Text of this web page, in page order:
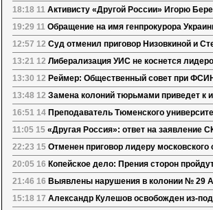
18:18 11 Активисту «Другой России» Игорю
19:29 11 Обращение на имя генпрокурора
12:57 12 Суд отменил приговор Низовкиной и
13:21 12 Либерализация УИС не коснется
13:30 12 Реймер: Общественный совет при
13:48 12 Замена колоний тюрьмами приведет к
16:51 14 Преподаватель Тюменского
11:05 15 «Другая Россия»: ответ на заявление
22:23 15 Отменен приговор лидеру
20:05 16 Копейское дело: Прения сторон
21:46 16 Выявлены нарушения в колонии № 29
15:18 17 Александр Кулешов освобожден из-